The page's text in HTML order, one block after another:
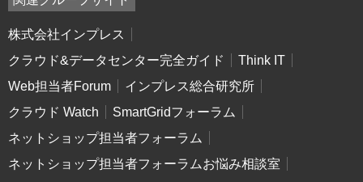
株式会社インプレス
クラウド&データセンター完全ガイド
Think IT
Web担当者Forum
インプレス総合研究所
クラウド Watch
SmartGridフォーラム
ネットショップ担当者フォーラム
ネットショップ担当者フォーラムお悩み相談室